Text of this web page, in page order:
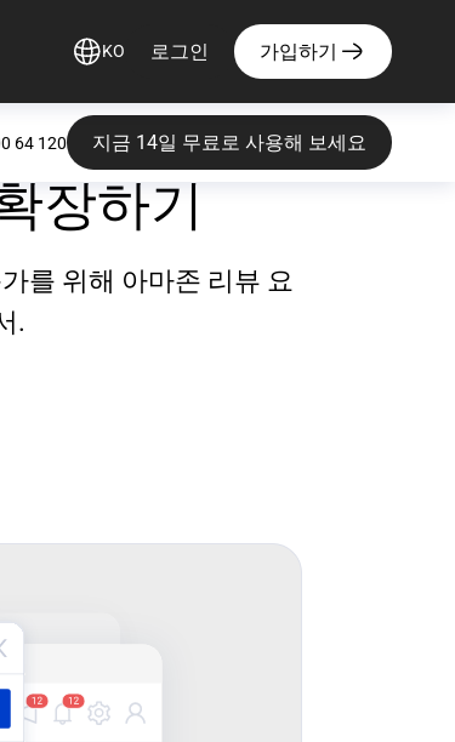
KO 로그인 가입하기
64 120 지금 14일 무료로 사용해 보세요
장하기
를 위해 아마존 리뷰 요
.